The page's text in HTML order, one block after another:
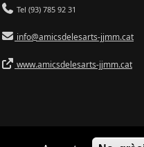
Tel (93) 785 92 31
info@amicsdelesarts-jjmm.cat
www.amicsdelesarts-jjmm.cat